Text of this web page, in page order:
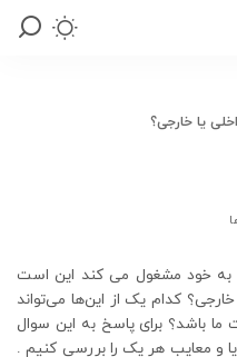
یا خارجی؟
به خود مشغول می کند این است
کدام یک از این‌ها می‌تواند
باشد؟ برای پاسخ به این سوال
و معایب هر یک را بررسی کنیم .